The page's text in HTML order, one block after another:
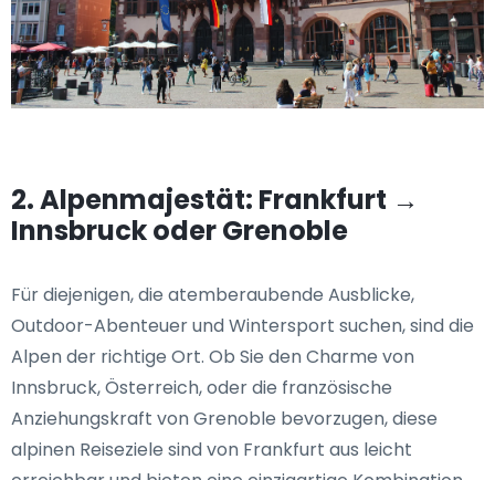
2. Alpenmajestät: Frankfurt →
Innsbruck oder Grenoble
Für diejenigen, die atemberaubende Ausblicke,
Outdoor-Abenteuer und Wintersport suchen, sind die
Alpen der richtige Ort. Ob Sie den Charme von
Innsbruck, Österreich, oder die französische
Anziehungskraft von Grenoble bevorzugen, diese
alpinen Reiseziele sind von Frankfurt aus leicht